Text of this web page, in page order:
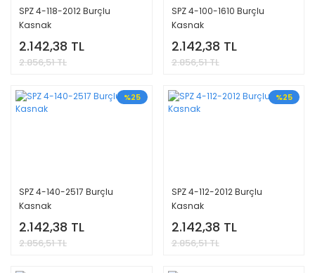
SPZ 4-118-2012 Burçlu
Kasnak
2.142,38 TL
2.856,51 TL
SPZ 4-100-1610 Burçlu
Kasnak
2.142,38 TL
2.856,51 TL
%25
SPZ 4-140-2517 Burçlu
Kasnak
2.142,38 TL
2.856,51 TL
%25
SPZ 4-112-2012 Burçlu
Kasnak
2.142,38 TL
2.856,51 TL